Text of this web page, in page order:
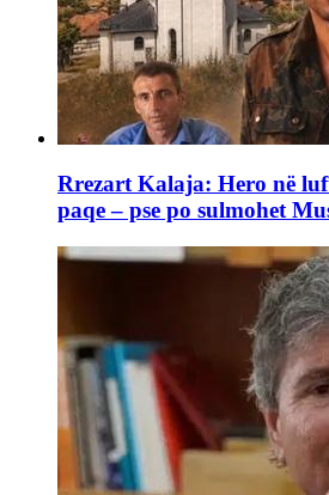
Rrezart Kalaja: Hero në
paqe – pse po sulmohet